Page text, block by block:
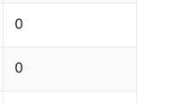
0
0